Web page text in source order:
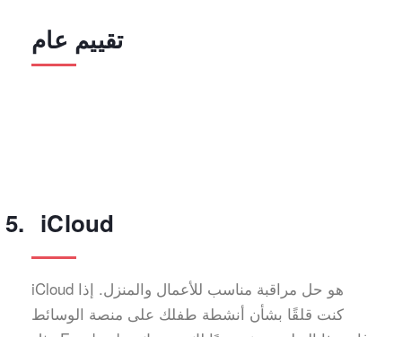
تقييم عام
iCloud
iCloud هو حل مراقبة مناسب للأعمال والمنزل. إذا
كنت قلقًا بشأن أنشطة طفلك على منصة الوسائط